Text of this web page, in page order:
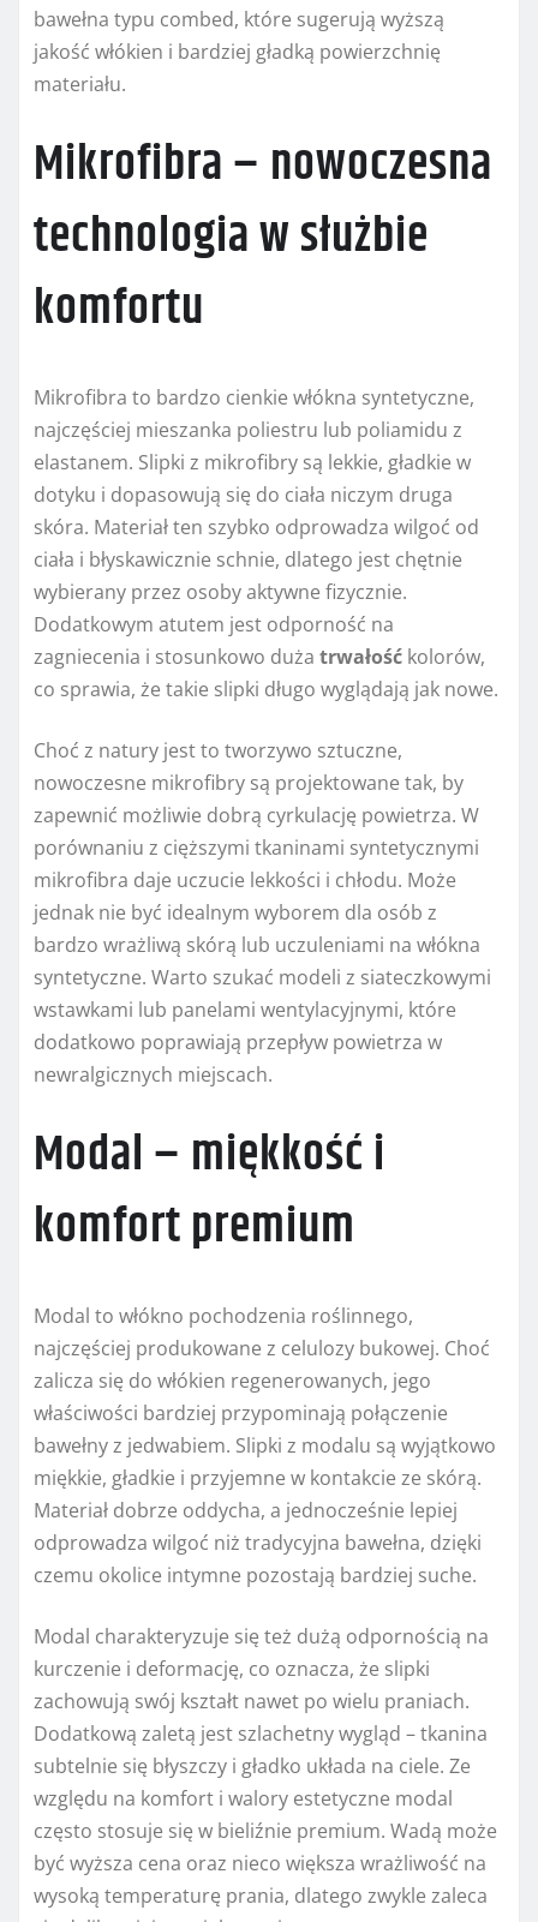
bawełna typu combed, które sugerują wyższą
jakość włókien i bardziej gładką powierzchnię
materiału.
Mikrofibra – nowoczesna
technologia w służbie
komfortu
Mikrofibra to bardzo cienkie włókna syntetyczne,
najczęściej mieszanka poliestru lub poliamidu z
elastanem. Slipki z mikrofibry są lekkie, gładkie w
dotyku i dopasowują się do ciała niczym druga
skóra. Materiał ten szybko odprowadza wilgoć od
ciała i błyskawicznie schnie, dlatego jest chętnie
wybierany przez osoby aktywne fizycznie.
Dodatkowym atutem jest odporność na
zagniecenia i stosunkowo duża trwałość kolorów,
co sprawia, że takie slipki długo wyglądają jak nowe.
Choć z natury jest to tworzywo sztuczne,
nowoczesne mikrofibry są projektowane tak, by
zapewnić możliwie dobrą cyrkulację powietrza. W
porównaniu z cięższymi tkaninami syntetycznymi
mikrofibra daje uczucie lekkości i chłodu. Może
jednak nie być idealnym wyborem dla osób z
bardzo wrażliwą skórą lub uczuleniami na włókna
syntetyczne. Warto szukać modeli z siateczkowymi
wstawkami lub panelami wentylacyjnymi, które
dodatkowo poprawiają przepływ powietrza w
newralgicznych miejscach.
Modal – miękkość i
komfort premium
Modal to włókno pochodzenia roślinnego,
najczęściej produkowane z celulozy bukowej. Choć
zalicza się do włókien regenerowanych, jego
właściwości bardziej przypominają połączenie
bawełny z jedwabiem. Slipki z modalu są wyjątkowo
miękkie, gładkie i przyjemne w kontakcie ze skórą.
Materiał dobrze oddycha, a jednocześnie lepiej
odprowadza wilgoć niż tradycyjna bawełna, dzięki
czemu okolice intymne pozostają bardziej suche.
Modal charakteryzuje się też dużą odpornością na
kurczenie i deformację, co oznacza, że slipki
zachowują swój kształt nawet po wielu praniach.
Dodatkową zaletą jest szlachetny wygląd – tkanina
subtelnie się błyszczy i gładko układa na ciele. Ze
względu na komfort i walory estetyczne modal
często stosuje się w bieliźnie premium. Wadą może
być wyższa cena oraz nieco większa wrażliwość na
wysoką temperaturę prania, dlatego zwykle zaleca